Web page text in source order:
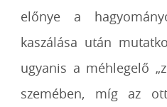
előnye a
kaszálása után
ugyanis a méhlegelő
szemében, míg az